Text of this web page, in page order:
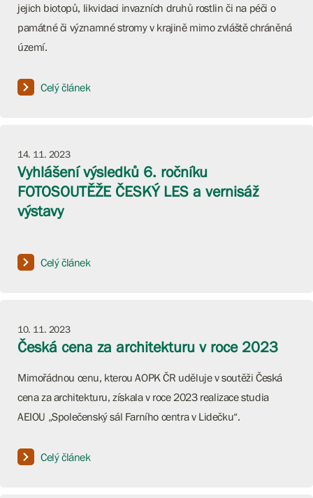
jejich biotopů, likvidaci invazních druhů rostlin či na péči o
památné či významné stromy v krajině mimo zvláště chráněná
území.
Celý článek
14. 11. 2023
Vyhlášení výsledků 6. ročníku
FOTOSOUTĚŽE ČESKÝ LES a vernisáž
výstavy
Celý článek
10. 11. 2023
Česká cena za architekturu v roce 2023
Mimořádnou cenu, kterou AOPK ČR uděluje v soutěži Česká
cena za architekturu, získala v roce 2023 realizace studia
AEIOU „Společenský sál Farního centra v Lidečku“.
Celý článek